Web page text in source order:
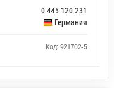
0 445 120 231
Германия
Код: 921702-5